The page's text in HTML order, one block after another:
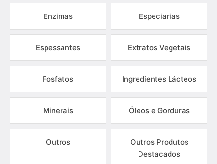
Enzimas Especiarias
Espessantes Extratos Vegetais
Fosfatos Ingredientes Lácteos
Minerais Óleos e Gorduras
Outros
Outros Produtos
Destacados